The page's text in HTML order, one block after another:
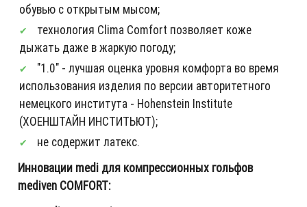
обувью с открытым мысом;
технология Clima Comfort позволяет коже
дыжать даже в жаркую погоду;
"1.0" - лучшая оценка уровня комфорта во время
использования изделия по версии авторитетного
немецкого института - Hohenstein Institute
(ХОЕНШТАЙН ИНСТИТЬЮТ);
не содержит латекс.
Инновации medi для компрессионных гольфов
mediven COMFORT: